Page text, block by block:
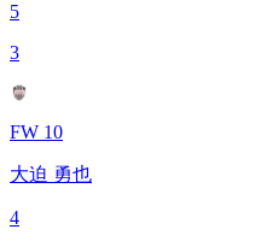
5
3
FW 10
大迫 勇也
4